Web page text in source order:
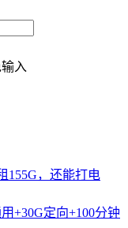
入
155G，还能打电
+30G定向+100分钟